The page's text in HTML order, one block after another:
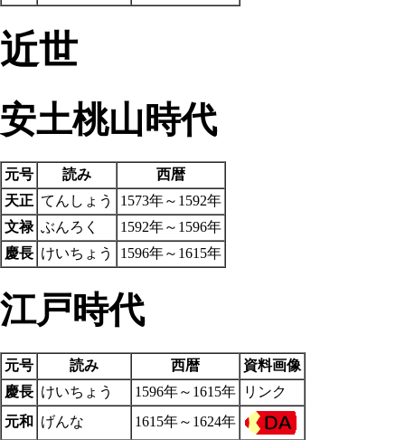
近世
安土桃山時代
元号 読み
西暦
天正 てんしょう
1573年～1592年
文禄 ぶんろく
1592年～1596年
慶長 けいちょう 1596年～1615年
江戸時代
元号 読み 西暦
資料画像
慶長 けいちょう 1596年～1615年
リンク
元和
げんな 1615年～1624年